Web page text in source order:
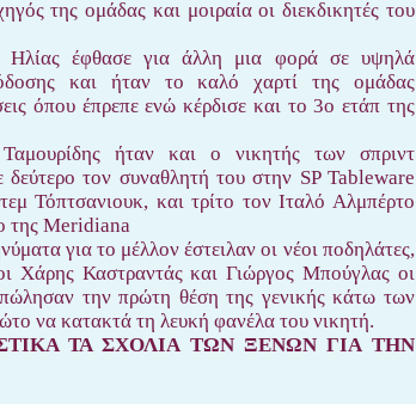
της ομάδας και μοιραία οι διεκδικητές του
Ηλίας έφθασε για άλλη μια φορά σε υψηλά
και ήταν το καλό χαρτί της ομάδας
όπου έπρεπε ενώ κέρδισε και το 3ο ετάπ της
ήταν και ο νικητής των σπριντ
δεύτερο τον συναθλητή του στην SP Tableware
Τόπτσανιουκ, και τρίτο τον Ιταλό Αλμπέρτο
της Meridiana
για το μέλλον έστειλαν οι νέοι ποδηλάτες,
Χάρης Καστραντάς και Γιώργος Μπούγλας οι
την πρώτη θέση της γενικής κάτω των
να κατακτά τη λευκή φανέλα του νικητή.
ΤΑ ΣΧΟΛΙΑ ΤΩΝ ΞΕΝΩΝ ΓΙΑ ΤΗΝ